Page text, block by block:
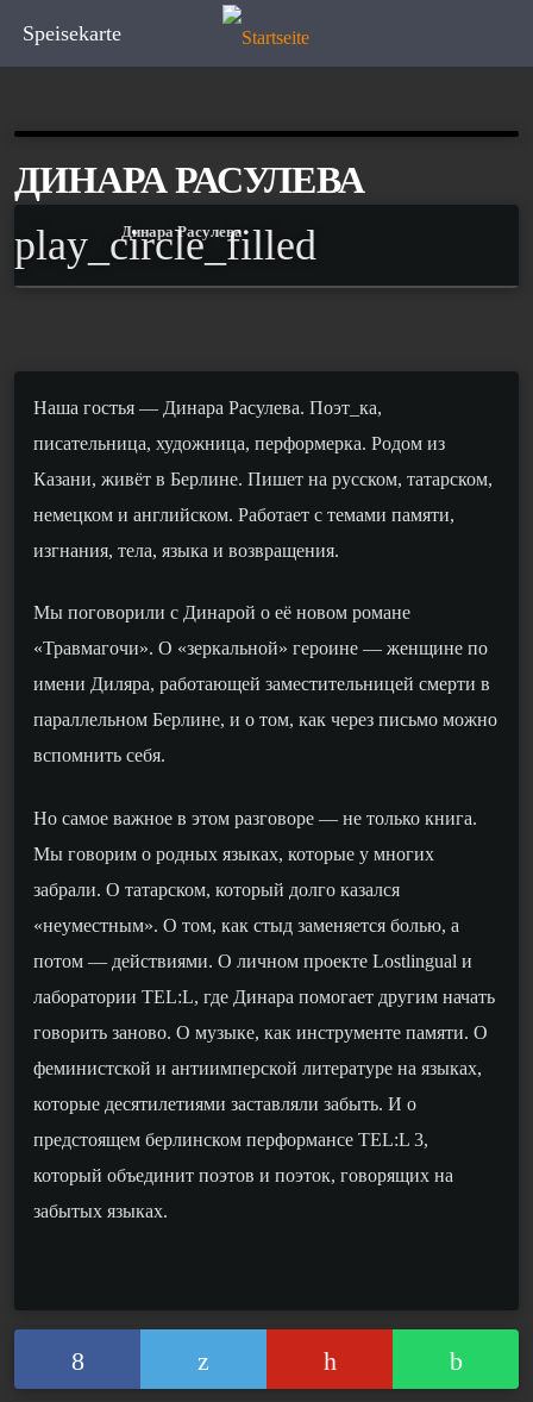
Speisekarte
ДИНАРА РАСУЛЕВА
play_circle_filled
Динара Расулева
Наша гостья — Динара Расулева. Поэт_ка,
писательница, художница, перформерка. Родом из
Казани, живёт в Берлине. Пишет на русском, татарском,
немецком и английском. Работает с темами памяти,
изгнания, тела, языка и возвращения.
Мы поговорили с Динарой о её новом романе
«Травмагочи». О «зеркальной» героине — женщине по
имени Диляра, работающей заместительницей смерти в
параллельном Берлине, и о том, как через письмо можно
вспомнить себя.
Но самое важное в этом разговоре — не только книга.
Мы говорим о родных языках, которые у многих
забрали. О татарском, который долго казался
«неуместным». О том, как стыд заменяется болью, а
потом — действиями. О личном проекте Lostlingual и
лаборатории TEL:L, где Динара помогает другим начать
говорить заново. О музыке, как инструменте памяти. О
феминистской и антиимперской литературе на языках,
которые десятилетиями заставляли забыть. И о
предстоящем берлинском перформансе TEL:L 3,
который объединит поэтов и поэток, говорящих на
забытых языках.